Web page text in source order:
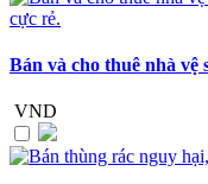
Bán và cho thuê nhà vệ
VND